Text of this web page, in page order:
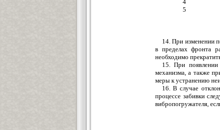
4
5
14. При изменении
в пределах фронта
необходимо
15. При появлении
механизма, а также
меры к устранению
16. В случае
процессе забивки
вибропогружателя,